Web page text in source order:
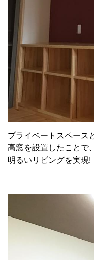
プライベートスペース
高窓を設置したことで
明るいリビングを実現!